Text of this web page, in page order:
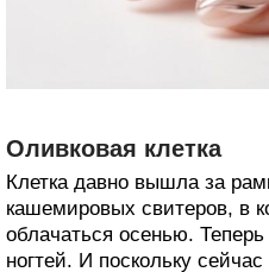
Оливковая клетка
Клетка давно вышла за
кашемировых свитеров, в
облачаться осенью.
ногтей. И поскольку